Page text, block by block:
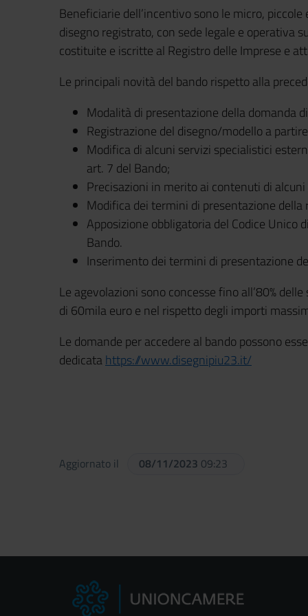
Beneficiarie dell’incentivo sono le micro,
disegno registrato, con sede legale e operativa
costituite e iscritte al Registro delle Imprese e
Le principali novità del bando rispetto alla
Modalità di presentazione della domanda
Registrazione del disegno/modello a
Modifica di alcuni servizi specialistici
art. 7 del Bando;
Precisazioni in merito ai contenuti di
Modifica dei termini di presentazione della
Apposizione obbligatoria del Codice Unico
Bando.
Inserimento dei termini di presentazione
Le agevolazioni sono concesse fino all’80%
di 60mila euro e nel rispetto degli importi
Le domande per accedere al bando possono
dedicatahttps://www.disegnipiu23.it/
Aggiornato il 08/11/2023 09:23